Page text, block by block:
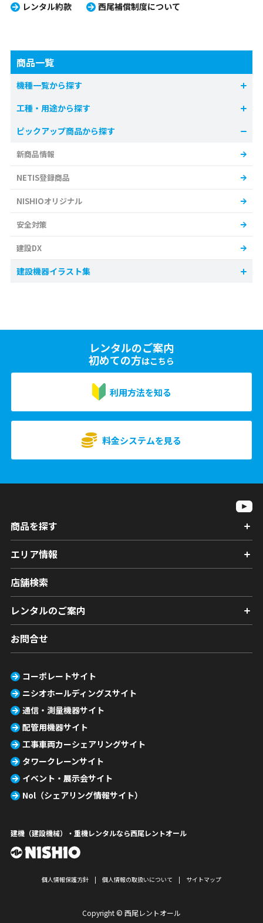
レンタル約款 西尾補償制度について
商品一覧
機種一覧から探す
工種・用途から探す
ピックアップ商品から探す
新商品情報
NETIS登録商品
NISHIOオリジナル
安全対策
建設DX
建設機器イラスト集
レンタルのご案内
初めての方はこちら
利用方法を知る
料金システムを見る
商品を探す
エリア情報
店舗検索
レンタルのご案内
お問合せ
コーポレートサイト
ニシオホールディングスサイト
通信・測量機器サイト
配管用機器サイト
工事車両カーシェアリングサイト
タワークレーンサイト
イベント・展示会サイト
Nol（シェアリング情報サイト）
建機（建設機械）・重機レンタルなら西尾レントオール
個人情報保護方針 個人情報の取扱いについて サイトマップ
Copyright © 西尾レントオール